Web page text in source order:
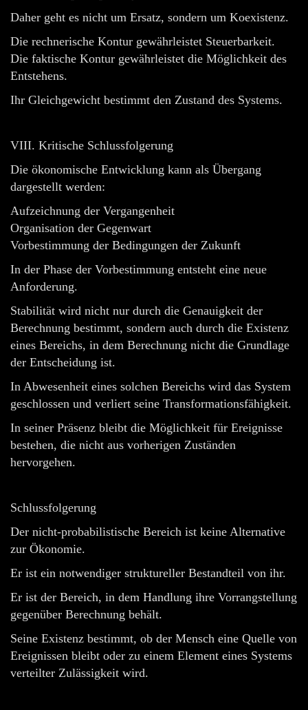
Daher geht es nicht um Ersatz, sondern um Koexistenz.
Die rechnerische Kontur gewährleistet Steuerbarkeit.
Die faktische Kontur gewährleistet die Möglichkeit des
Entstehens.
Ihr Gleichgewicht bestimmt den Zustand des Systems.
VIII. Kritische Schlussfolgerung
Die ökonomische Entwicklung kann als Übergang
dargestellt werden:
Aufzeichnung der Vergangenheit
Organisation der Gegenwart
Vorbestimmung der Bedingungen der Zukunft
In der Phase der Vorbestimmung entsteht eine neue
Anforderung.
Stabilität wird nicht nur durch die Genauigkeit der
Berechnung bestimmt, sondern auch durch die Existenz
eines Bereichs, in dem Berechnung nicht die Grundlage
der Entscheidung ist.
In Abwesenheit eines solchen Bereichs wird das System
geschlossen und verliert seine Transformationsfähigkeit.
In seiner Präsenz bleibt die Möglichkeit für Ereignisse
bestehen, die nicht aus vorherigen Zuständen
hervorgehen.
Schlussfolgerung
Der nicht-probabilistische Bereich ist keine Alternative
zur Ökonomie.
Er ist ein notwendiger struktureller Bestandteil von ihr.
Er ist der Bereich, in dem Handlung ihre Vorrangstellung
gegenüber Berechnung behält.
Seine Existenz bestimmt, ob der Mensch eine Quelle von
Ereignissen bleibt oder zu einem Element eines Systems
verteilter Zulässigkeit wird.